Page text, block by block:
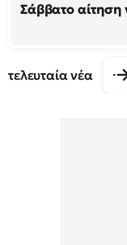
Σάββατο αίτηση
τελευταία νέα